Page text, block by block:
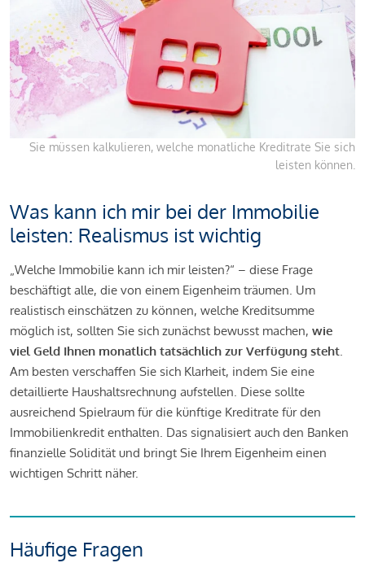
Sie müssen kalkulieren, welche monatliche Kreditrate Sie sich
leisten können.
Was kann ich mir bei der Immobilie
leisten: Realismus ist wichtig
„Welche Immobilie kann ich mir leisten?“ – diese Frage
beschäftigt alle, die von einem Eigenheim träumen. Um
realistisch einschätzen zu können, welche Kreditsumme
möglich ist, sollten Sie sich zunächst bewusst machen, wie
viel Geld Ihnen monatlich tatsächlich zur Verfügung steht.
Am besten verschaffen Sie sich Klarheit, indem Sie eine
detaillierte Haushaltsrechnung aufstellen. Diese sollte
ausreichend Spielraum für die künftige Kreditrate für den
Immobilienkredit enthalten. Das signalisiert auch den Banken
finanzielle Solidität und bringt Sie Ihrem Eigenheim einen
wichtigen Schritt näher.
Häufige Fragen